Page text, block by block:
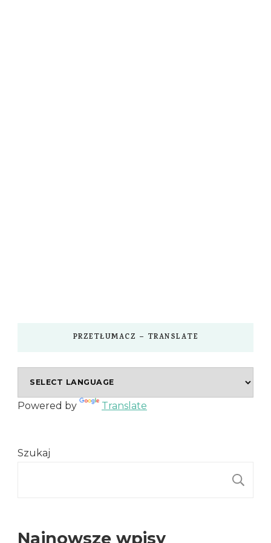
PRZETŁUMACZ – TRANSLATE
Powered by Translate
Szukaj
Najnowsze wpisy